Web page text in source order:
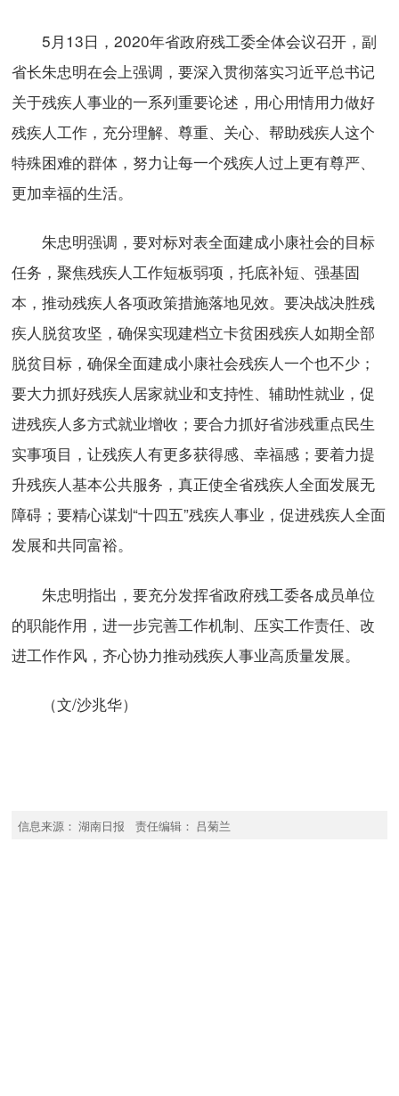
5月13日，2020年省政府残工委全体会议召开，副
省长朱忠明在会上强调，要深入贯彻落实习近平总书记
关于残疾人事业的一系列重要论述，用心用情用力做好
残疾人工作，充分理解、尊重、关心、帮助残疾人这个
特殊困难的群体，努力让每一个残疾人过上更有尊严、
更加幸福的生活。
朱忠明强调，要对标对表全面建成小康社会的目标
任务，聚焦残疾人工作短板弱项，托底补短、强基固
本，推动残疾人各项政策措施落地见效。要决战决胜残
疾人脱贫攻坚，确保实现建档立卡贫困残疾人如期全部
脱贫目标，确保全面建成小康社会残疾人一个也不少；
要大力抓好残疾人居家就业和支持性、辅助性就业，促
进残疾人多方式就业增收；要合力抓好省涉残重点民生
实事项目，让残疾人有更多获得感、幸福感；要着力提
升残疾人基本公共服务，真正使全省残疾人全面发展无
障碍；要精心谋划“十四五”残疾人事业，促进残疾人全面
发展和共同富裕。
朱忠明指出，要充分发挥省政府残工委各成员单位
的职能作用，进一步完善工作机制、压实工作责任、改
进工作作风，齐心协力推动残疾人事业高质量发展。
（文/沙兆华）
信息来源： 湖南日报 责任编辑： 吕菊兰